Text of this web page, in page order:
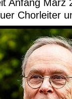
Anfang März
Chorleiter